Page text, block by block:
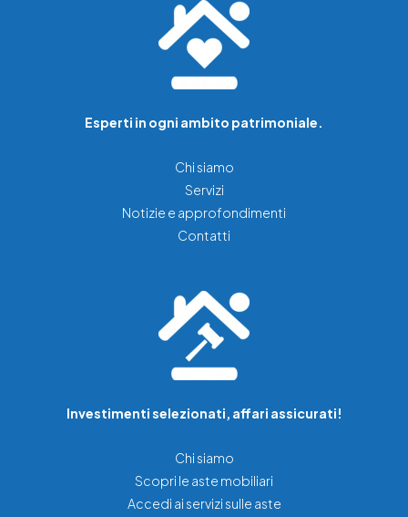
Esperti in ogni ambito patrimoniale.
Chi siamo
Servizi
Notizie e approfondimenti
Contatti
Investimenti selezionati, affari assicurati!
Chi siamo
Scopri le aste mobiliari
Accedi ai servizi sulle aste